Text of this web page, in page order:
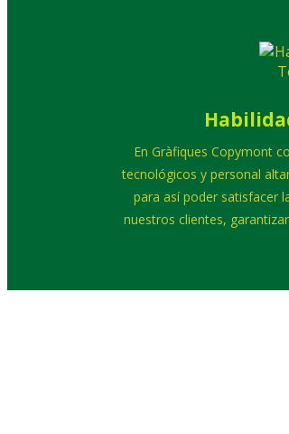
En Gràfiques Copymont
tecnológicos y personal
para así poder satisfacer
nuestros clientes,